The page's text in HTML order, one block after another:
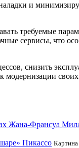
и
требуемые
сервисы, что
снизить
модернизации
Жана-Франсуа
Пикассо